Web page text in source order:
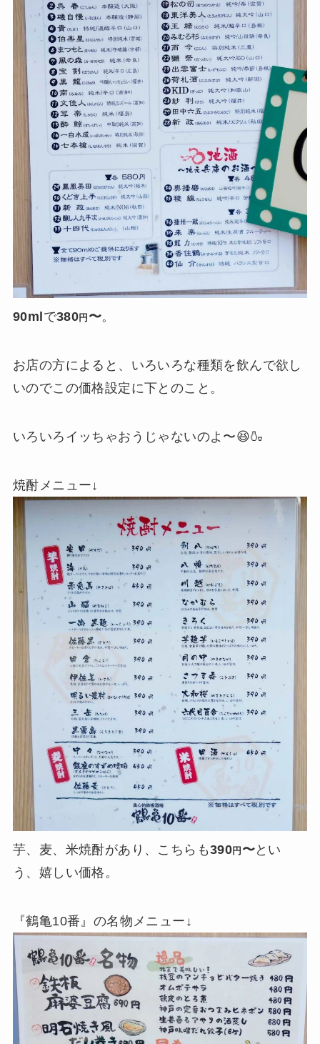
90ml で380円 〜。
お店の方によると、いろいろな種類を飲んで欲し
いのでこの価格設定に下とのこと。
いろいろイッちゃおうじゃないのよ〜😆🍶
焼酎メニュー↓
芋、麦、米焼酎があり、こちらも390円 〜とい
う、嬉しい価格。
『鶴亀10番』の名物メニュー↓